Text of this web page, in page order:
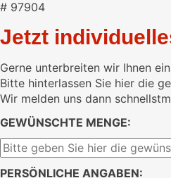
Jetzt
Gerne unterbreiten wir Ihnen
Bitte hinterlassen Sie hier die
Wir melden uns dann
GEWÜNSCHTE MENGE:
PERSÖNLICHE ANGABEN: